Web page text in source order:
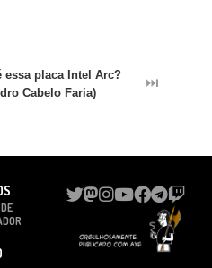
essa placa Intel Arc?
Cabelo Faria)
⏭